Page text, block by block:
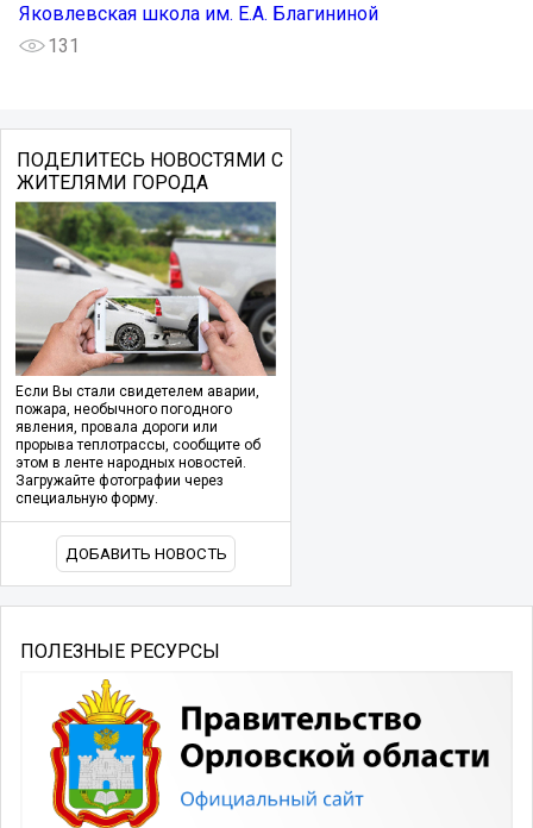
Яковлевская школа им. Е.А. Благининой
131
ПОДЕЛИТЕСЬ НОВОСТЯМИ С
ЖИТЕЛЯМИ ГОРОДА
Если Вы стали свидетелем аварии,
пожара, необычного погодного
явления, провала дороги или
прорыва теплотрассы, сообщите об
этом в ленте народных новостей.
Загружайте фотографии через
специальную форму.
ДОБАВИТЬ НОВОСТЬ
ПОЛЕЗНЫЕ РЕСУРСЫ